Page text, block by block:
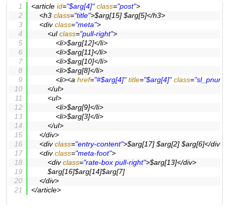
<article id="$arg[4]" class="post">
<h3 class="title">$arg[15] $arg[5]</h3>
<div class="meta">
<ul class="pull-right">
<li>$arg[12]</li>
<li>$arg[11]</li>
<li>$arg[10]</li>
<li>$arg[8]</li>
<li><a href="#$arg[4]" title="$arg[4]" class="sl_pnum"
</ul>
<ul>
<li>$arg[9]</li>
<li>$arg[3]</li>
</ul>
</div>
<div class="entry-content">$arg[17] $arg[2] $arg[6]</div>
<div class="meta-foot">
<div class="rate-box pull-right">$arg[13]</div>
		$arg[16]$arg[14]$arg[7]
</div>
</article>